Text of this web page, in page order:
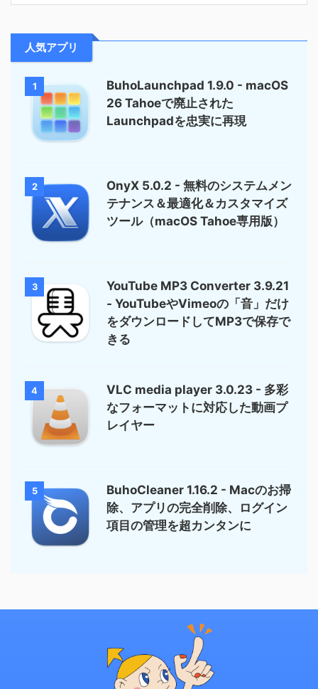
人気アプリ
1
BuhoLaunchpad 1.9.0 - macOS
26 Tahoeで廃止された
Launchpadを忠実に再現
2
OnyX 5.0.2 - 無料のシステムメン
テナンス＆最適化＆カスタマイズ
ツール（macOS Tahoe専用版）
3
YouTube MP3 Converter 3.9.21
- YouTubeやVimeoの「音」だけ
をダウンロードしてMP3で保存で
きる
4
VLC media player 3.0.23 - 多彩
なフォーマットに対応した動画プ
レイヤー
5
BuhoCleaner 1.16.2 - Macのお掃
除、アプリの完全削除、ログイン
項目の管理を超カンタンに